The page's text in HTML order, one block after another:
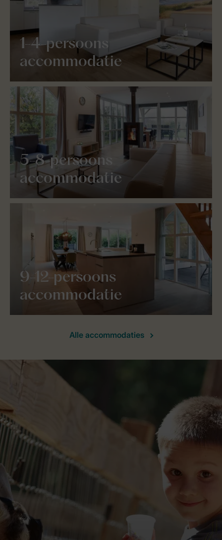
1-4-persoons
accommodatie
5-8-persoons
accommodatie
9-12-persoons
accommodatie
Alle accommodaties